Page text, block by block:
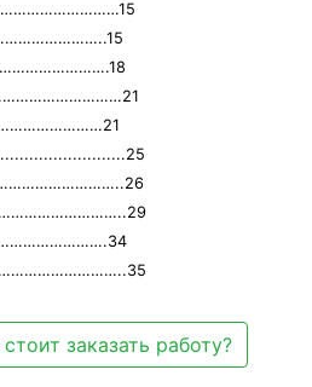
заказать работу?